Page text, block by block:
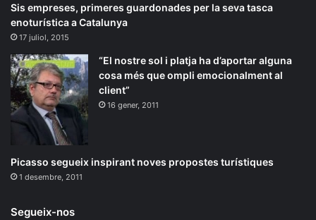
Sis empreses, primeres guardonades per la seva tasca
enoturística a Catalunya
17 juliol, 2015
“El nostre sol i platja ha d’aportar alguna
cosa més que ompli emocionalment al
client”
16 gener, 2011
Picasso segueix inspirant noves propostes turístiques
1 desembre, 2011
Segueix-nos